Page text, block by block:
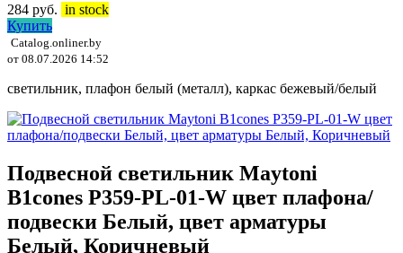
284 руб. in stock
Купить
Catalog.onliner.by
от 08.07.2026 14:52
светильник, плафон белый (металл), каркас бежевый/белый
Подвесной светильник Maytoni
B1cones P359-PL-01-W цвет плафона/
подвески Белый, цвет арматуры
Белый, Коричневый